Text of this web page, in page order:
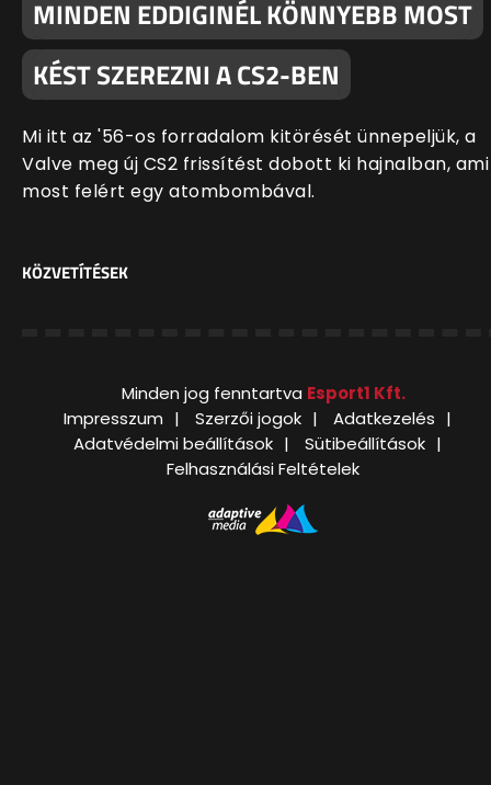
MINDEN EDDIGINÉL KÖNNYEBB MOST
KÉST SZEREZNI A CS2-BEN
Mi itt az '56-os forradalom kitörését ünnepeljük, a
Valve meg új CS2 frissítést dobott ki hajnalban, ami
most felért egy atombombával.
KÖZVETÍTÉSEK
Minden jog fenntartva Esport1 Kft.
Impresszum
Szerzői jogok
Adatkezelés
Adatvédelmi beállítások
Sütibeállítások
Felhasználási Feltételek